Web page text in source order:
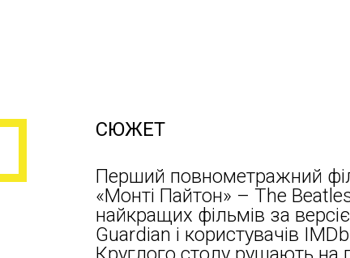
СЮЖЕТ
Перший повнометражний
«Монті Пайтон» – The
найкращих фільмів за
Guardian і користувачів